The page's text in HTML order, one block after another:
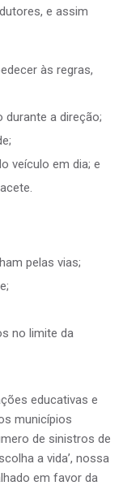
e assim
às regras,
a direção;
veículo em dia; e
pelas vias;
no limite da
educativas e
municípios
de sinistros de
a vida’, nossa
em favor da